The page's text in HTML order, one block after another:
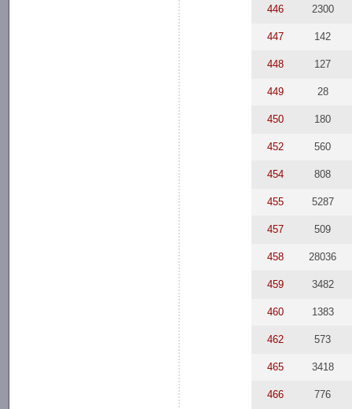
446 2300
447 142
448 127
449 28
450 180
452 560
454 808
455 5287
457 509
458 28036
459 3482
460 1383
462 573
465 3418
466 776